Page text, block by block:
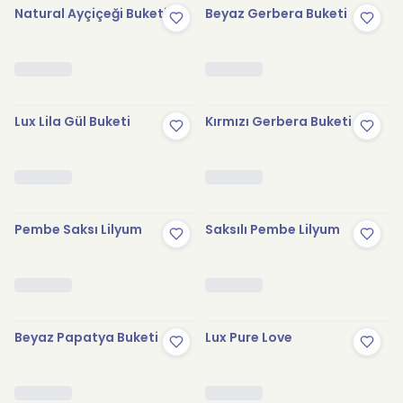
Natural Ayçiçeği Buketi Beyaz Gerbera Buketi
Lux Lila Gül Buketi Kırmızı Gerbera Buketi
Pembe Saksı Lilyum Saksılı Pembe Lilyum
Beyaz Papatya Buketi Lux Pure Love